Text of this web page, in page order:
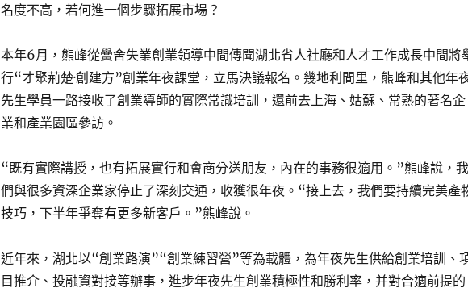
名度不高，若何進一個步驟拓展市場？
本年6月，熊峰從黌舍失業創業領導中間傳聞湖北省人社廳和人才工作成長中間將
行“才聚荊楚·創建方”創業年夜課堂，立馬決議報名。幾地利間里，熊峰和其他年
先生學員一路接收了創業導師的實際常識培訓，還前去上海、姑蘇、常熟的著名企
業和產業園區參訪。
“既有實際講授，也有拓展實行和會商分送朋友，內在的事務很適用。”熊峰說，我
們與很多資深企業家停止了深刻交通，收獲很年夜。“接上去，我們要持續完美產
技巧，下半年爭奪有更多新客戶。”熊峰說。
近年來，湖北以“創業路演”“創業練習營”等為載體，為年夜先生供給創業培訓、
目推介、投融資對接等辦事，進步年夜先生創業積極性和勝利率，并對合適前提的